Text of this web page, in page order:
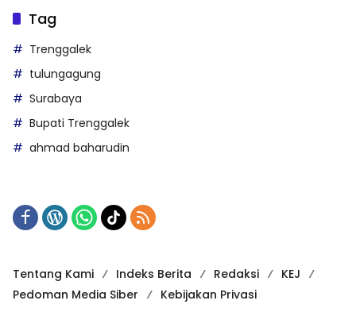
Tag
Trenggalek
tulungagung
Surabaya
Bupati Trenggalek
ahmad baharudin
Tentang Kami Indeks Berita Redaksi
KEJ
Pedoman Media Siber
Kebijakan Privasi